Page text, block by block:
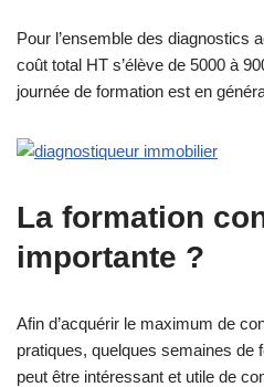
Pour l’ensemble des diagnostics
coût total HT s’élève de 5000 à
journée de formation est en
La formation
importante ?
Afin d’acquérir le maximum de
pratiques, quelques semaines de
peut être intéressant et utile de